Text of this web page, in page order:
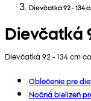
Dievčatká 92 - 134
Dievčatká
Dievčatká 92 - 134 cm
Oblečenie pre
Nočná bielizeň